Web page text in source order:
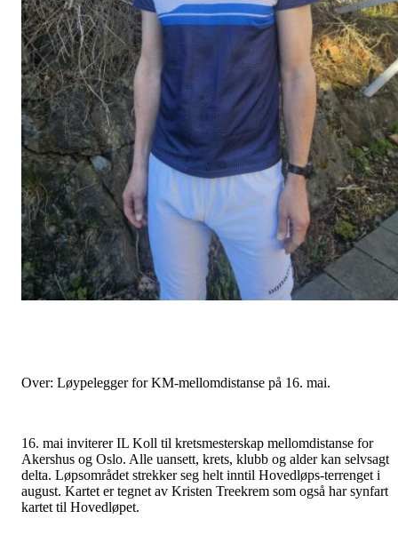
Over: Løypelegger for KM-mellomdistanse på 16. mai.
16. mai inviterer IL Koll til kretsmesterskap mellomdistanse for
Akershus og Oslo. Alle uansett, krets, klubb og alder kan selvsagt
delta. Løpsområdet strekker seg helt inntil Hovedløps-terrenget i
august. Kartet er tegnet av Kristen Treekrem som også har synfart
kartet til Hovedløpet.